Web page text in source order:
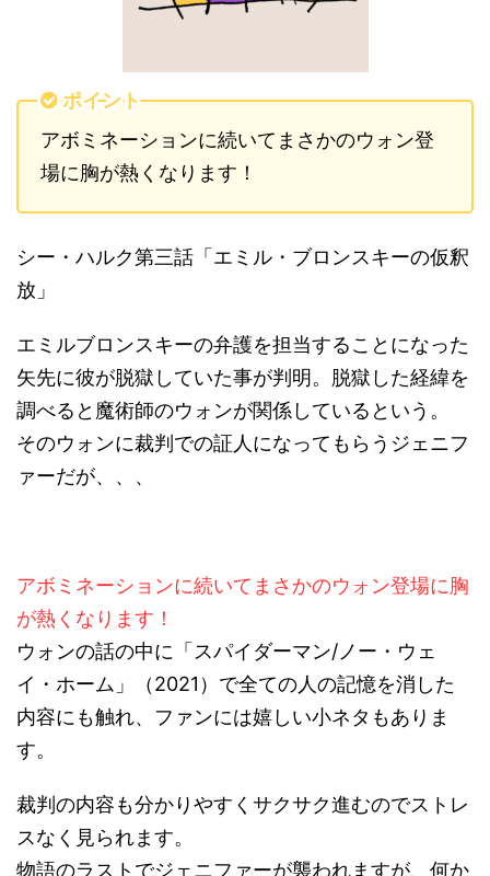
ポイント
アボミネーションに続いてまさかのウォン登
場に胸が熱くなります！
シー・ハルク第三話「エミル・ブロンスキーの仮釈
放」
エミルブロンスキーの弁護を担当することになった
矢先に彼が脱獄していた事が判明。脱獄した経緯を
調べると魔術師のウォンが関係しているという。
そのウォンに裁判での証人になってもらうジェニフ
ァーだが、、、
アボミネーションに続いてまさかのウォン登場に胸
が熱くなります！
ウォンの話の中に「スパイダーマン/ノー・ウェ
イ・ホーム」（2021）で全ての人の記憶を消した
内容にも触れ、ファンには嬉しい小ネタもありま
す。
裁判の内容も分かりやすくサクサク進むのでストレ
スなく見られます。
物語のラストでジェニファーが襲われますが、何か